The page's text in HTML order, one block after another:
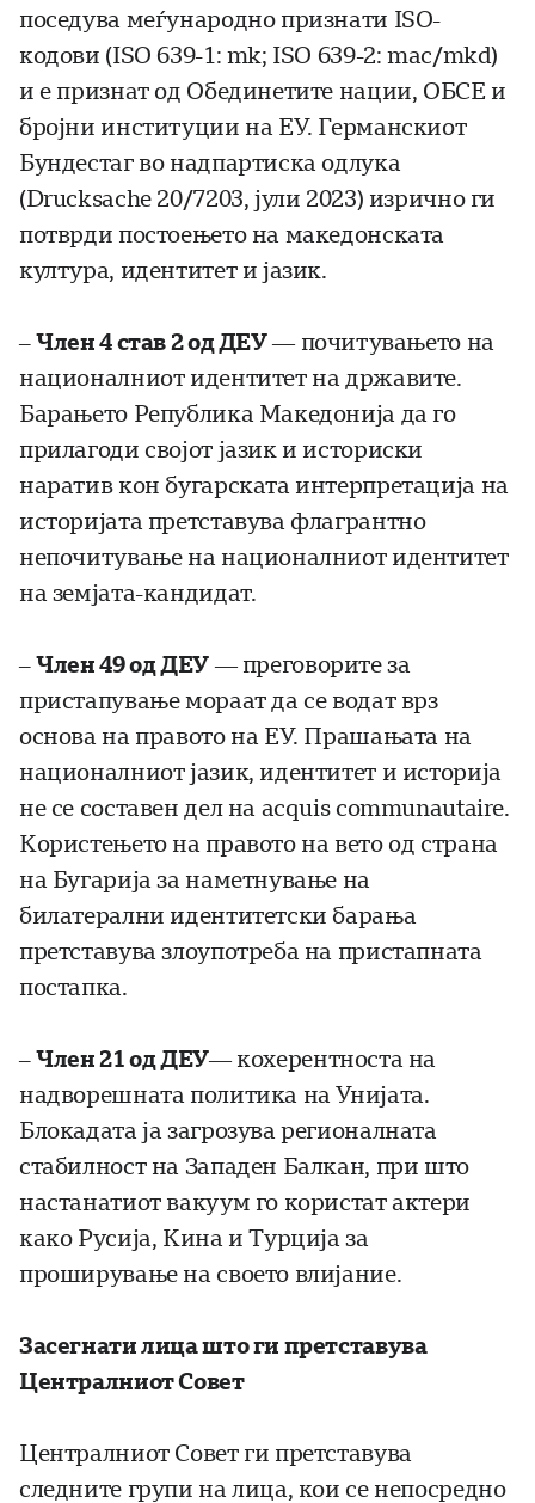
поседува меѓународно признати ISO-
кодови (ISO 639-1: mk; ISO 639-2: mac/mkd)
и е признат од Обединетите нации, ОБСЕ и
бројни институции на ЕУ. Германскиот
Бундестаг во надпартиска одлука
(Drucksache 20/7203, јули 2023) изрично ги
потврди постоењето на македонската
култура, идентитет и јазик.
–Член 4 став 2 од ДЕУ— почитувањето на
националниот идентитет на државите.
Барањето Република Македонија да го
прилагоди својот јазик и историски
наратив кон бугарската интерпретација на
историјата претставува флагрантно
непочитување на националниот идентитет
на земјата-кандидат.
–Член 49 од ДЕУ— преговорите за
пристапување мораат да се водат врз
основа на правото на ЕУ. Прашањата на
националниот јазик, идентитет и историја
не се составен дел на acquis communautaire.
Користењето на правото на вето од страна
на Бугарија за наметнување на
билатерални идентитетски барања
претставува злоупотреба на пристапната
постапка.
–Член 21 од ДЕУ— кохерентноста на
надворешната политика на Унијата.
Блокадата ја загрозува регионалната
стабилност на Западен Балкан, при што
настанатиот вакуум го користат актери
како Русија, Кина и Турција за
проширување на своето влијание.
Засегнати лица што ги претставува
Централниот Совет
Централниот Совет ги претставува
следните групи на лица, кои се непосредно